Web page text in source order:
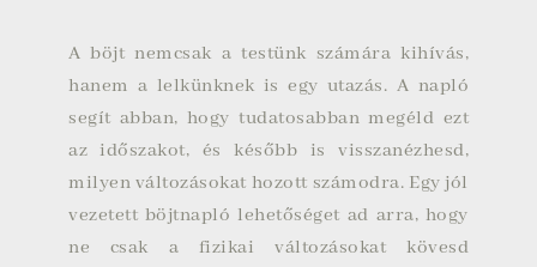
A böjt nemcsak a testünk számára kihívás,
hanem a lelkünknek is egy utazás. A napló
segít abban, hogy tudatosabban megéld ezt
az időszakot, és később is visszanézhesd,
milyen változásokat hozott számodra. Egy jól
vezetett böjtnapló lehetőséget ad arra, hogy
ne csak a fizikai változásokat kövesd